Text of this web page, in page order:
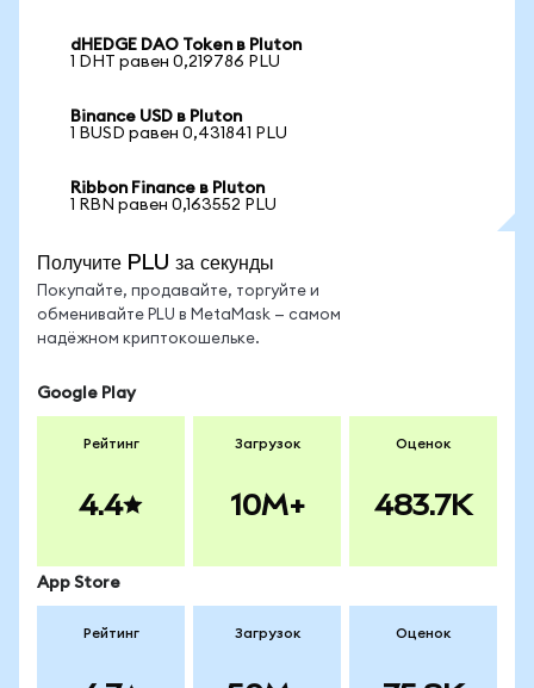
dHEDGE DAO Token в Pluton
1 DHT равен 0,219786 PLU
Binance USD в Pluton
1 BUSD равен 0,431841 PLU
Ribbon Finance в Pluton
1 RBN равен 0,163552 PLU
Получите PLU за секунды
Покупайте, продавайте, торгуйте и
обменивайте PLU в MetaMask — самом
надёжном криптокошельке.
Google Play
Рейтинг
4.4
Загрузок
10M+
Оценок
483.7K
App Store
Рейтинг Загрузок Оценок